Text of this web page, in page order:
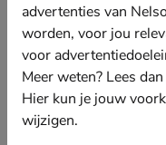
Afgewerkt met
Specificaties
Over Skechers
advertenties van
worden, voor jou
voor
Meer weten? Lees
Hier kun je jouw
wijzigen.